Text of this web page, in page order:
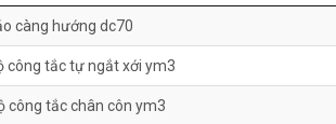
càng hướng dc70
công tắc tự ngắt xới ym3
công tắc chân côn ym3